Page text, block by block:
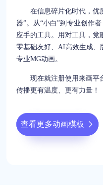
在信息碎片化时代，优
器”。从“小白”到专业创作
应手的工具。用对工具，党
零基础友好、AI高效生成、
专业MG动画。
现在就注册使用来画平
传播更有温度、更有力量！
查看更多动画模板